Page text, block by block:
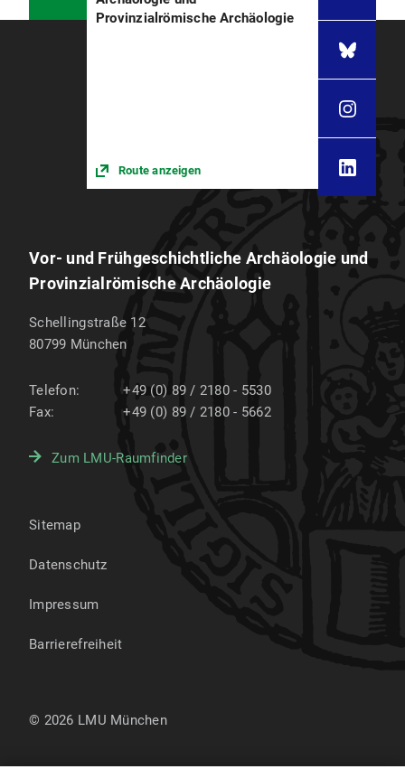
Provinzialrömische Archäologie
Route anzeigen
Vor- und Frühgeschichtliche Archäologie und
Provinzialrömische Archäologie
Schellingstraße 12
80799 München
Telefon:
+49 (0) 89 / 2180 - 5530
Fax:
+49 (0) 89 / 2180 - 5662
Zum LMU-Raumfinder
Sitemap
Datenschutz
Impressum
Barrierefreiheit
© 2026 LMU München